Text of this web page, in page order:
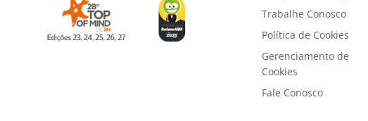
Trabalhe Conosco
Política de Cookies
Gerenciamento de
Cookies
Fale Conosco